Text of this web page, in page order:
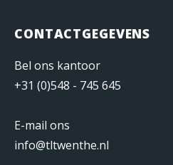
CONTACTGEGEVENS
Bel ons kantoor
+31 (0)548 - 745 645
E-mail ons
info@tltwenthe.nl